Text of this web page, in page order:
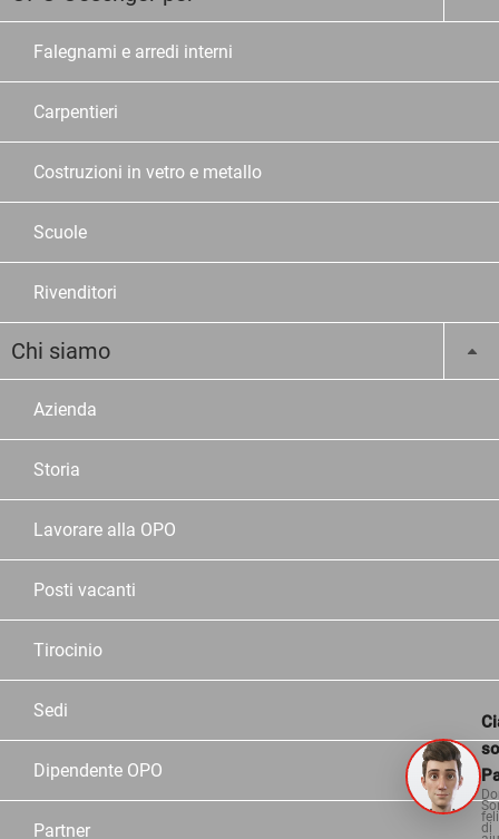
Falegnami e arredi interni
Carpentieri
Costruzioni in vetro e metallo
Scuole
Rivenditori
Chi siamo
Azienda
Storia
Lavorare alla OPO
Posti vacanti
Tirocinio
Sedi
Dipendente OPO
Partner di